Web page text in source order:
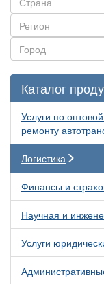
Каталог
Услуги по
ремонту
Логистика
Финансы и
Научная и
Услуги